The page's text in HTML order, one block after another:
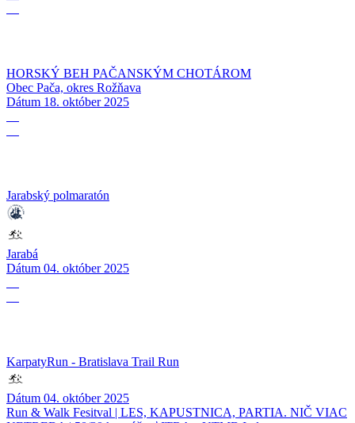
HORSKÝ BEH PAČANSKÝM CHOTÁROM
Obec Pača, okres Rožňava
Dátum 18. október 2025
Jarabský polmaratón
Jarabá
Dátum 04. október 2025
KarpatyRun - Bratislava Trail Run
Dátum 04. október 2025
Run & Walk Fesitval | LES, KAPUSTNICA, PARTIA. NIČ VIAC